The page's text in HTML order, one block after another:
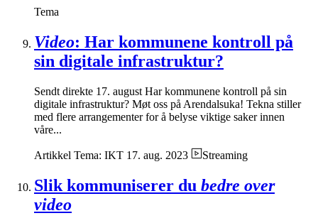
Tema
Video: Har kommunene kontroll på
sin digitale infrastruktur?
Sendt direkte 17. august Har kommunene kontroll på sin
digitale infrastruktur? Møt oss på Arendalsuka! Tekna stiller
med flere arrangementer for å belyse viktige saker innen
våre...
Artikkel Tema: IKT 17. aug. 2023 Streaming
Slik kommuniserer du bedre over
video